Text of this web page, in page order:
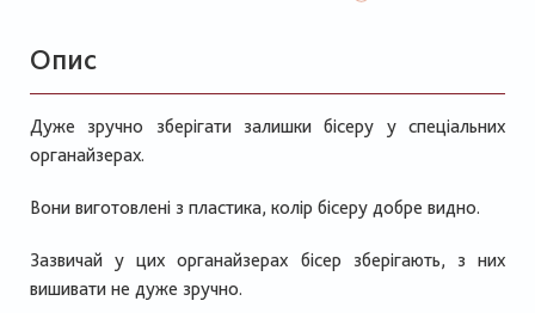
Опис
Дуже зручно зберігати залишки бісеру у спеціальних
органайзерах.
Вони виготовлені з пластика, колір бісеру добре видно.
Зазвичай у цих органайзерах бісер зберігають, з них
вишивати не дуже зручно.